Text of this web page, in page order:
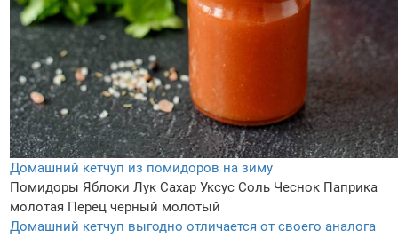
Домашний кетчуп из помидоров на зиму
Помидоры Яблоки Лук Сахар Уксус Соль Чеснок Паприка
молотая Перец черный молотый
Домашний кетчуп выгодно отличается от своего аналога